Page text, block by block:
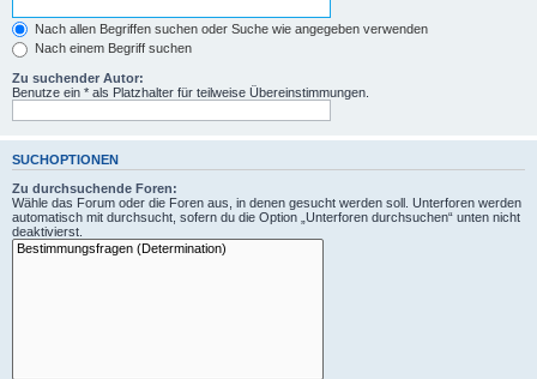
Nach allen Begriffen suchen oder Suche wie angegeben verwenden
Nach einem Begriff suchen
Zu suchender Autor:
Benutze ein * als Platzhalter für teilweise Übereinstimmungen.
SUCHOPTIONEN
Zu durchsuchende Foren:
Wähle das Forum oder die Foren aus, in denen gesucht werden soll. Unterforen werden
automatisch mit durchsucht, sofern du die Option „Unterforen durchsuchen“ unten nicht
deaktivierst.